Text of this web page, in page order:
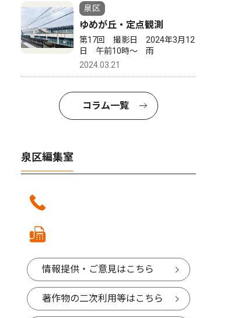
泉区
ゆめが丘・定点観測
第17回 撮影日 2024年3月12
日 午前10時〜 雨
2024.03.21
コラム一覧
泉区編集室
情報提供・ご意見はこちら
著作物の二次利用等はこちら